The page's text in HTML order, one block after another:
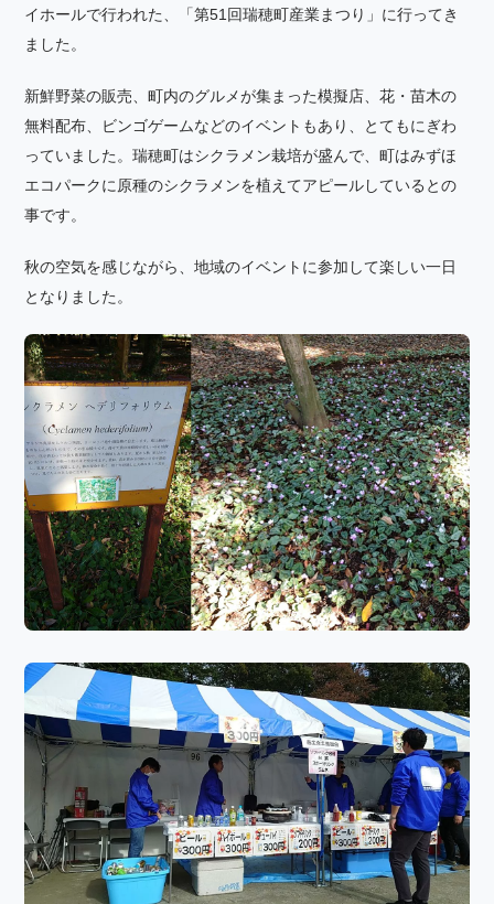
イホールで行われた、「第51回瑞穂町産業まつり」に行ってき
ました。
新鮮野菜の販売、町内のグルメが集まった模擬店、花・苗木の
無料配布、ビンゴゲームなどのイベントもあり、とてもにぎわ
っていました。瑞穂町はシクラメン栽培が盛んで、町はみずほ
エコパークに原種のシクラメンを植えてアピールしているとの
事です。
秋の空気を感じながら、地域のイベントに参加して楽しい一日
となりました。